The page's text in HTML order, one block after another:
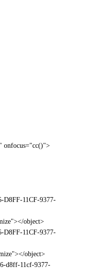
onfocus="cc()">
D8FF-11CF-9377-
object>
D8FF-11CF-9377-
object>
d8ff-11cf-9377-